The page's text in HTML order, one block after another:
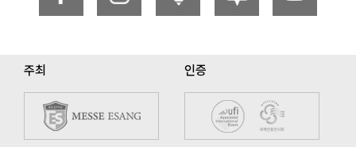
주최 인증